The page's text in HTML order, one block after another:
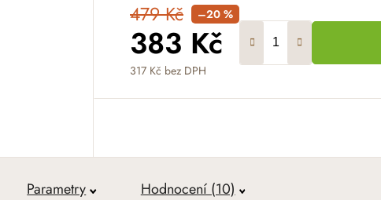
479 Kč –20 %
383 Kč
317 Kč bez DPH
Měrná cena:
Parametry Hodnocení (10)